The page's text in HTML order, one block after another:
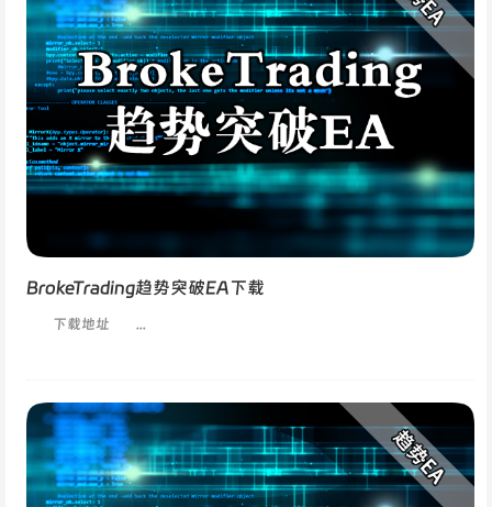
BrokeTrading趋势突破EA下载
下载地址 ...